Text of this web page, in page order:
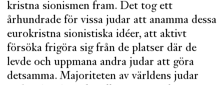
kristna sionismen fram. Det tog ett
århundrade för vissa judar att anamma dessa
eurokristna sionistiska idéer, att aktivt
försöka frigöra sig från de platser där de
levde och uppmana andra judar att göra
detsamma. Majoriteten av världens judar